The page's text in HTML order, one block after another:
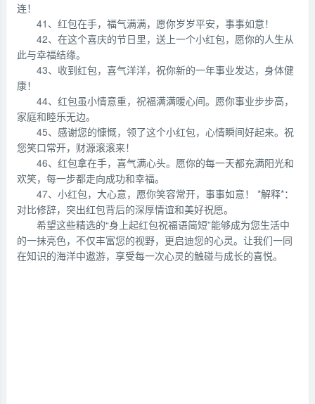
连！
41、红包在手，福气满满，愿你岁岁平安，事事如意！
42、在这个喜庆的节日里，送上一个小红包，愿你的人生从
此与幸福结缘。
43、收到红包，喜气洋洋，祝你新的一年事业发达，身体健
康！
44、红包虽小情意重，祝福满满暖心间。愿你事业步步高，
家庭和睦乐无边。
45、感谢您的慷慨，领了这个小红包，心情瞬间好起来。祝
您笑口常开，财源滚滚来！
46、红包拿在手，喜气满心头。愿你的每一天都充满阳光和
欢笑，每一步都走向成功和幸福。
47、小红包，大心意，愿你笑容常开，事事如意！ *解释*：
对比修辞，突出红包背后的深厚情谊和美好祝愿。
希望这些精选的“身上起红包祝福语简短”能够成为您生活中
的一抹亮色，不仅丰富您的视野，更启迪您的心灵。让我们一同
在知识的海洋中遨游，享受每一次心灵的触碰与成长的喜悦。